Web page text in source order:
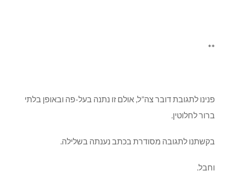
**
פנינו לתגובת דובר צה”ל, אולם זו נתנה בעל-פה ובאופן בלתי
ברור לחלוטין.
בקשתנו לתגובה מסודרת בכתב נענתה בשלילה.
וחבל.